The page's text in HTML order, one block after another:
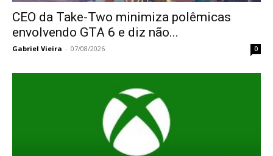
CEO da Take-Two minimiza polêmicas
envolvendo GTA 6 e diz não...
Gabriel Vieira - 07/08/2026 0